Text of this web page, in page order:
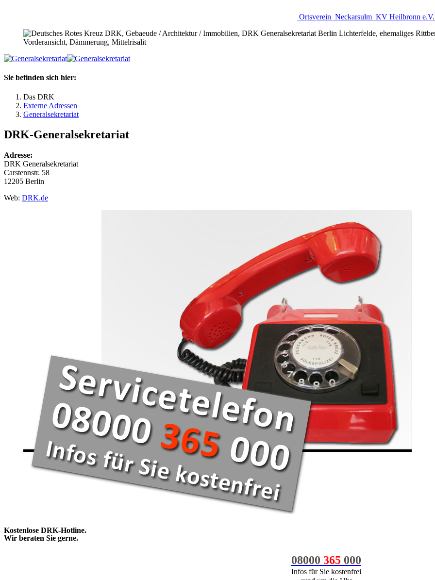
Ortsverein Neckarsulm KV Heilbronn
Sie befinden sich hier:
Das DRK
Externe Adressen
Generalsekretariat
DRK-Generalsekretariat
Adresse:
DRK Generalsekretariat
Carstennstr. 58
12205 Berlin
Web: DRK.de
Kostenlose DRK-Hotline.
Wir beraten Sie gerne.
08000 365 000
Infos für Sie kostenfrei